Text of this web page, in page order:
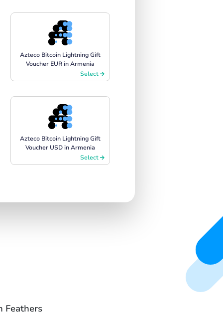
Azteco Bitcoin Lightning Gift
Voucher EUR in Armenia
Select
Azteco Bitcoin Lightning Gift
Voucher USD in Armenia
Select
Feathers